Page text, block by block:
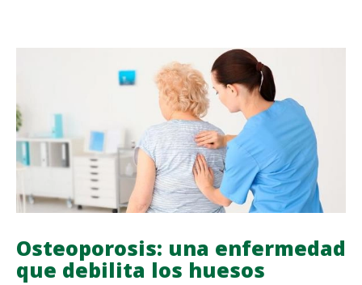
Osteoporosis: una enfermedad
que debilita los huesos